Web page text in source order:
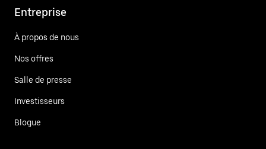
Entreprise
À propos de nous
Nos offres
Salle de presse
Investisseurs
Blogue